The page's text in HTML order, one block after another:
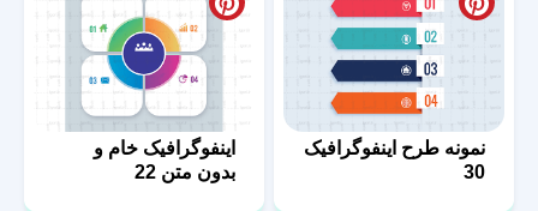
نمونه طرح اینفوگرافیک
30
اینفوگرافیک خام و
بدون متن 22